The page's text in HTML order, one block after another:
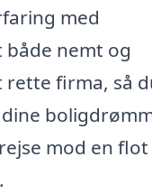
med
nemt og
firma, så
mod en flot